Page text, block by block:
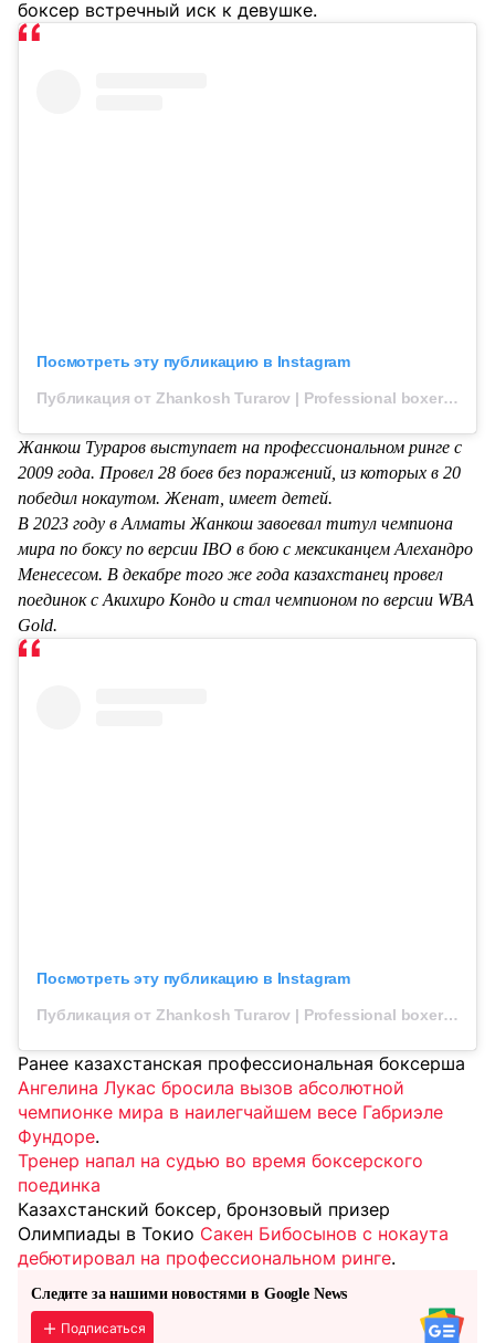
боксер встречный иск к девушке.
Посмотреть эту публикацию в Instagram
Публикация от Zhankosh Turarov | Professional boxer (@zhankoshturarov)
Жанкош Тураров выступает на профессиональном ринге с
2009 года. Провел 28 боев без поражений, из которых в 20
победил нокаутом. Женат, имеет детей.
В 2023 году в Алматы Жанкош завоевал титул чемпиона
мира по боксу по версии IBO в бою с мексиканцем Алехандро
Менесесом. В декабре того же года казахстанец провел
поединок с Акихиро Кондо и стал чемпионом по версии WBA
Gold.
Посмотреть эту публикацию в Instagram
Публикация от Zhankosh Turarov | Professional boxer (@zhankoshturarov)
Ранее казахстанская профессиональная боксерша
Ангелина Лукас бросила вызов абсолютной
чемпионке мира в наилегчайшем весе Габриэле
Фундоре.
Тренер напал на судью во время боксерского
поединка
Казахстанский боксер, бронзовый призер
Олимпиады в Токио Сакен Бибосынов с нокаута
дебютировал на профессиональном ринге.
Следите за нашими новостями в Google News
Подписаться